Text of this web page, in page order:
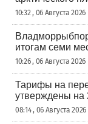
10:32 , 06 Августа
итогам семи
10:26 , 06 Августа
Тарифы на
утверждены на
08:14 , 06 Августа